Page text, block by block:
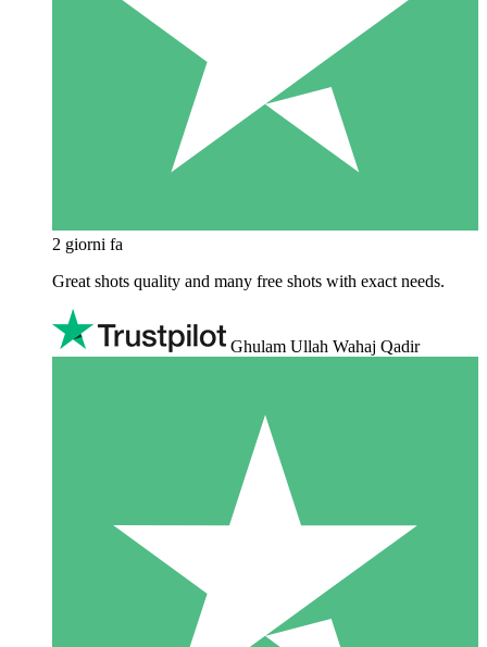
2 giorni fa
Great shots quality and many free shots with exact needs.
Ghulam Ullah Wahaj Qadir